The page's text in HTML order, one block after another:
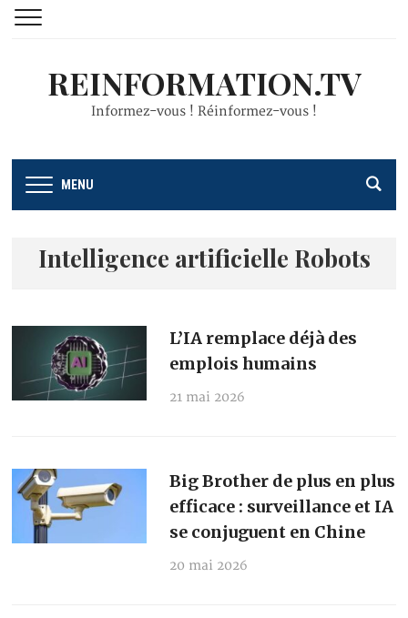
REINFORMATION.TV
Informez-vous ! Réinformez-vous !
MENU
Intelligence artificielle Robots
L’IA remplace déjà des
emplois humains
21 mai 2026
Big Brother de plus en plus
efficace : surveillance et IA
se conjuguent en Chine
20 mai 2026